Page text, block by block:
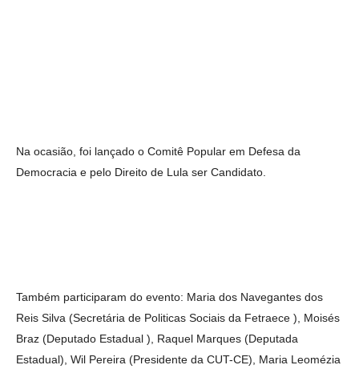
Na ocasião, foi lançado o Comitê Popular em Defesa da
Democracia e pelo Direito de Lula ser Candidato.
Também participaram do evento: Maria dos Navegantes dos
Reis Silva (Secretária de Politicas Sociais da Fetraece ), Moisés
Braz (Deputado Estadual ), Raquel Marques (Deputada
Estadual), Wil Pereira (Presidente da CUT-CE), Maria Leomézia